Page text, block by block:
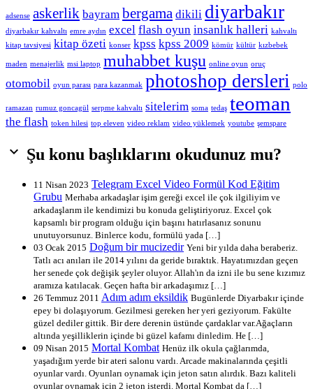
adsense askerlik bayram bergama dikili diyarbakır
diyarbakır kahvaltı emre aydın excel flash oyun insanlık halleri kahvaltı
kitap tavsiyesi kitap özeti konser kpss kpss 2009 kömür kültür kızbebek
maden menajerlik msi laptop muhabbet kuşu online oyun oruç
otomobil oyun parası para kazanmak photoshop dersleri polo
ramazan rumuz goncagül serpme kahvaltı sitelerim soma tedaş teoman
the flash token hilesi top eleven video reklam video yüklemek youtube şemspare
 Şu konu başlıklarını okudunuz mu?
11 Nisan 2023 Telegram Excel Video Formül Kod Eğitim
Grubu Merhaba arkadaşlar işim gereği excel ile çok ilgiliyim ve
arkadaşlarım ile kendimizi bu konuda geliştiriyoruz. Excel çok
kapsamlı bir program olduğu için başını hatırlasanız sonunu
unutuyorsunuz. Binlerce kodu, formülü yada […]
03 Ocak 2015 Doğum bir mucizedir Yeni bir yılda daha beraberiz.
Tatlı acı anıları ile 2014 yılını da geride bıraktık. Hayatımızdan geçen
her senede çok değişik şeyler oluyor. Allah'ın da izni ile bu sene kızımız
aramıza katılacak. Geçen hafta bir arkadaşımız […]
26 Temmuz 2011 Adım adım eksildik Bugünlerde Diyarbakır içinde
epey bi dolaşıyorum. Gezilmesi gereken her yeri geziyorum. Fakülte
güzel dediler gittik. Bir dere derenin üstünde çardaklar var.Ağaçların
altında yeşilliklerin içinde bi güzel kafamı dinledim. He […]
09 Nisan 2015 Mortal Kombat Henüz ilk okula çağlarımda,
yaşadığım yerde bir ateri salonu vardı. Arcade makinalarında çeşitli
oyunlar vardı. Oyunları oynamak için jeton satın alırdık. Bazı kaliteli
oyunlar oynamak için 2 jeton isterdi. Mortal Kombat da […]